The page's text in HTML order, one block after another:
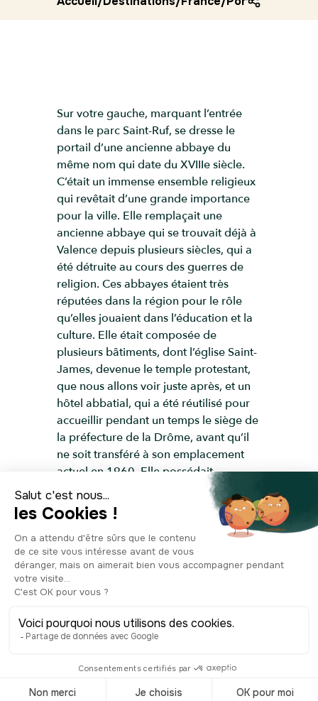
Sur votre gauche, marquant l’entrée
dans le parc Saint-Ruf, se dresse le
portail d’une ancienne abbaye du
même nom qui date du XVIIIe siècle.
C’était un immense ensemble religieux
qui revêtait d’une grande importance
pour la ville. Elle remplaçait une
ancienne abbaye qui se trouvait déjà à
Valence depuis plusieurs siècles, qui a
été détruite au cours des guerres de
religion. Ces abbayes étaient très
réputées dans la région pour le rôle
qu’elles jouaient dans l’éducation et la
culture. Elle était composée de
plusieurs bâtiments, dont l’église Saint-
James, devenue le temple protestant,
que nous allons voir juste après, et un
hôtel abbatial, qui a été réutilisé pour
accueillir pendant un temps le siège de
la préfecture de la Drôme, avant qu’il
ne soit transféré à son emplacement
actuel en 1960. Elle possédait
également une bibliothèque, et un
centre théologique et philosophique.
L’ensemble abbatial a en effet été
lourdement bombardé pendant la
Seconde Guerre mondiale. La quasi-
totalité du site a disparu, à l’exception
de ce portail monumental, que l’on
la rue Sabaterie. Quelques vestiges
lapidaires ont aussi été retrouvés sur
Valence. Le portail a été classé en tant
que Monument Historique en 1999. Il